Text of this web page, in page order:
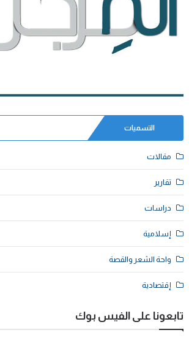
التسميات
مقالات
تقارير
دراسات
إسلامية
واحة الشعر والقصة
إقتصادية
تابعونا على الفيس بوك